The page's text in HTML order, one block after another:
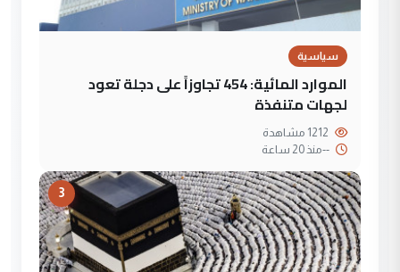
سياسية
الموارد المائية: 454 تجاوزاً على دجلة تعود
لجهات متنفذة
--منذ 20 ساعة
3